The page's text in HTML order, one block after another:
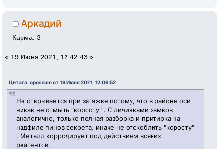
Аркадий
Карма: 3
« 19 Июня 2021, 12:42:43 »
Цитата: opossum от 19 Июня 2021, 12:09:52
Не открывается при затяжке потому, что в районе оси
никак не отмыть "коросту" . С личинками замков
аналогично, только полная разборка и притирка на
надфиле пинов секрета, иначе не отскоблить "коросту"
. Металл корродирует под действием всяких
реагентов.